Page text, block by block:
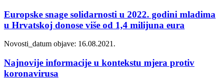
Europske snage solidarnosti u 2022. godini mladima
u Hrvatskoj donose više od 1,4 milijuna eura
Novosti_ datum objave: 16.08.2021.
Najnovije informacije u kontekstu mjera protiv
koronavirusa